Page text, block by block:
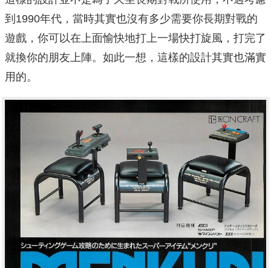
到1990年代，當時其實也沒有多少需要你長期對戰的
遊戲，你可以在上面愉快地打上一場快打旋風，打完了
就換你的朋友上陣。如此一想，這樣的設計其實也滿實
用的。